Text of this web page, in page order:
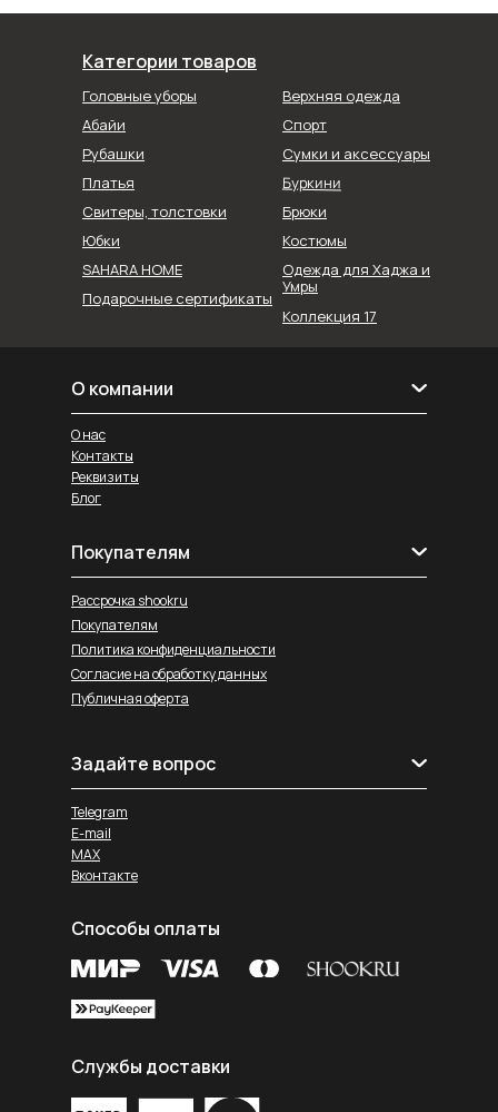
Категории товаров
Головные уборы
Абайи
Рубашки
Коллекция 17
Спорт
Верхняя одежда
Сумки и аксессуары
Юбки
Брюки
SAHARA HOME
Платья
Свитеры, толстовки
Буркини
Костюмы
Подарочные сертификаты
Одежда для Хаджа и
Умры
О компании
Реквизиты
Блог
О нас
Контакты
Покупателям
Рассрочка shookru
Покупателям
Политика конфиденциальности
Согласие на обработку данных
Публичная оферта
Задайте вопрос
Telegram
E-mail
MAX
Вконтакте
Службы доставки
Способы оплаты